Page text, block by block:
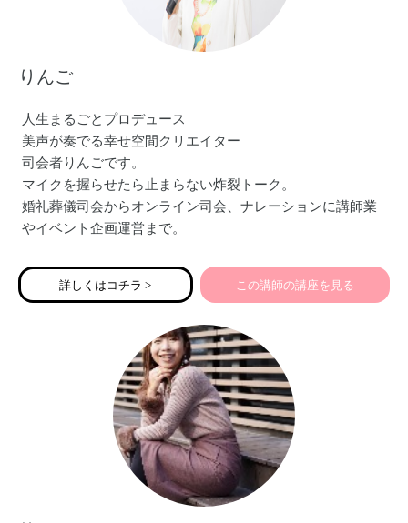
りんご
人生まるごとプロデュース
美声が奏でる幸せ空間クリエイター
司会者りんごです。
マイクを握らせたら止まらない炸裂トーク。
婚礼葬儀司会からオンライン司会、ナレーションに講師業
やイベント企画運営まで。
ご縁ナビゲーター結婚相談所Ring oN〜人生まるごとプロデ
ュースも営んでいます。
たくさんのママの夢が叶うよう…
全開パワーで務めさせていただきます。
詳しくはコチラ > この講師の講座を見る